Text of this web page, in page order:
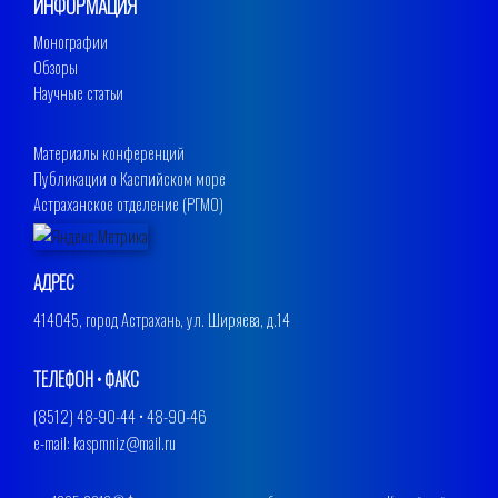
Монографии
Обзоры
Научные статьи
Материалы конференций
Публикации о Каспийском море
Астраханское отделение (РГМО)
АДРЕС
414045, город Астрахань, ул. Ширяева, д.14
ТЕЛЕФОН • ФАКС
(8512) 48-90-44 • 48-90-46
e-mail: kaspmniz@mail.ru